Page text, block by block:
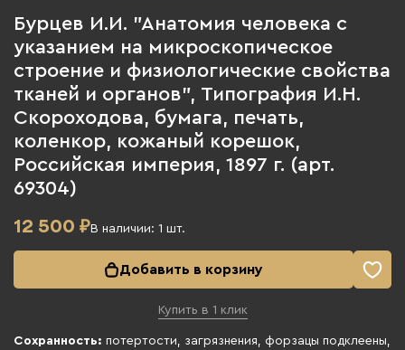
Бурцев И.И. "Анатомия человека с
указанием на микроскопическое
строение и физиологические свойства
тканей и органов", Типография И.Н.
Скороходова, бумага, печать,
коленкор, кожаный корешок,
Российская империя, 1897 г. (арт.
69304)
12 500 ₽В наличии: 1 шт.
Добавить в корзину
Купить в 1 клик
Сохранность: потертости, загрязнения, форзацы подклеены,